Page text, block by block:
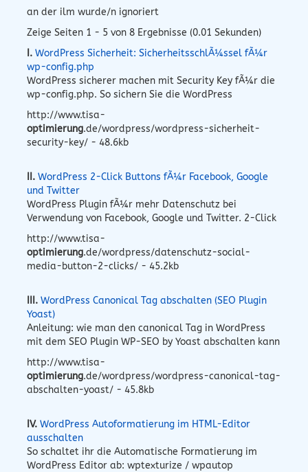
an der ilm wurde/n ignoriert
Zeige Seiten 1 - 5 von 8 Ergebnisse (0.01 Sekunden)
I. WordPress Sicherheit: SicherheitsschlÃ¼ssel fÃ¼r
wp-config.php
WordPress sicherer machen mit Security Key fÃ¼r die
wp-config.php. So sichern Sie die WordPress
http://www.tisa-
optimierung.de/wordpress/wordpress-sicherheit-
security-key/ - 48.6kb
II. WordPress 2-Click Buttons fÃ¼r Facebook, Google
und Twitter
WordPress Plugin fÃ¼r mehr Datenschutz bei
Verwendung von Facebook, Google und Twitter. 2-Click
http://www.tisa-
optimierung.de/wordpress/datenschutz-social-
media-button-2-clicks/ - 45.2kb
III. WordPress Canonical Tag abschalten (SEO Plugin
Yoast)
Anleitung: wie man den canonical Tag in WordPress
mit dem SEO Plugin WP-SEO by Yoast abschalten kann
http://www.tisa-
optimierung.de/wordpress/wordpress-canonical-tag-
abschalten-yoast/ - 45.8kb
IV. WordPress Autoformatierung im HTML-Editor
ausschalten
So schaltet ihr die Automatische Formatierung im
WordPress Editor ab: wptexturize / wpautop